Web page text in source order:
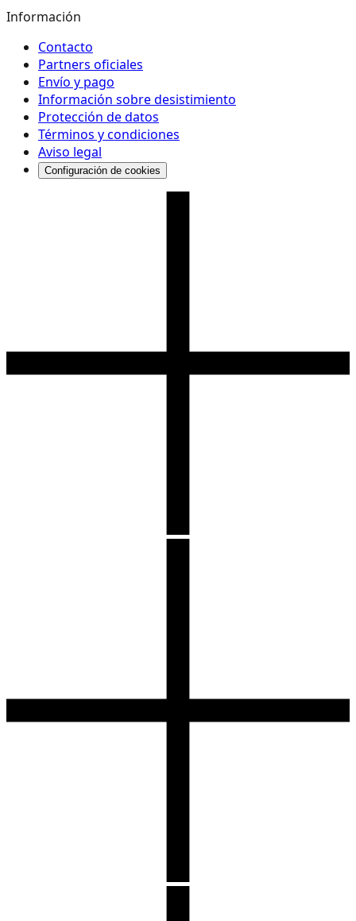
Información
Contacto
Partners oficiales
Envío y pago
Información sobre desistimiento
Protección de datos
Términos y condiciones
Aviso legal
Configuración de cookies